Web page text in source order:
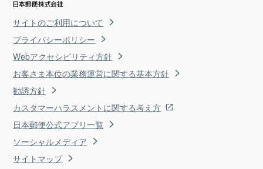
サイトのご利用について
プライバシーポリシー
Webアクセシビリティ方針
お客さま本位の業務運営に関する基本方針
勧誘方針
カスタマーハラスメントに関する考え方
日本郵便公式アプリ一覧
ソーシャルメディア
サイトマップ